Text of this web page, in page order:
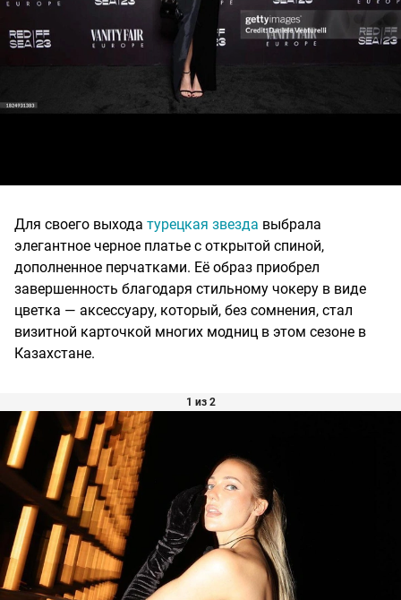
Для своего выхода турецкая звезда выбрала
элегантное черное платье с открытой спиной,
дополненное перчатками. Её образ приобрел
завершенность благодаря стильному чокеру в виде
цветка — аксессуару, который, без сомнения, стал
визитной карточкой многих модниц в этом сезоне в
Казахстане.
1 из 2